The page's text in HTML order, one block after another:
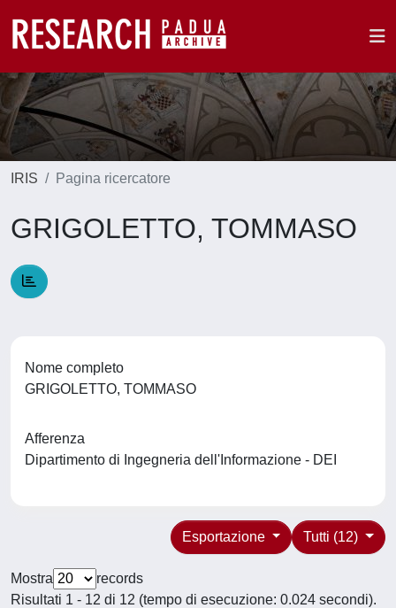
IRIS Pagina ricercatore
GRIGOLETTO, TOMMASO
Nome completo
GRIGOLETTO, TOMMASO
Afferenza
Dipartimento di Ingegneria dell'Informazione - DEI
Tutti (12)
Esportazione
Mostra
records
Risultati 1 - 12 di 12 (tempo di esecuzione: 0.024 secondi).